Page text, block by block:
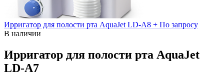
Ирригатор для полости рта AquaJet LD-A8 + По запросу
В наличии
Ирригатор для полости рта AquaJet
LD-A7